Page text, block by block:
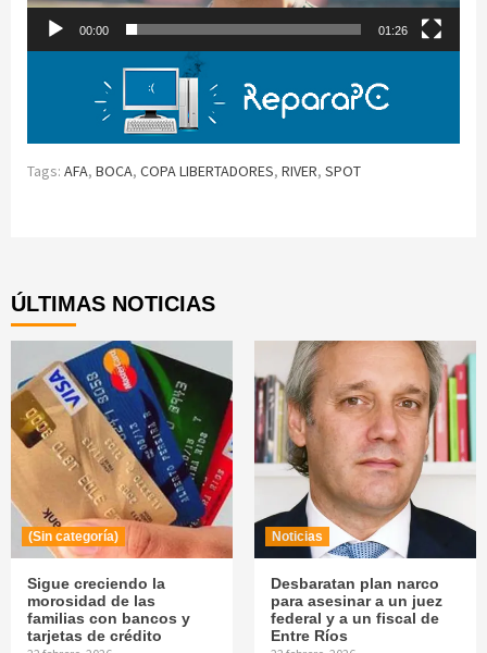
00:00 01:26
Tags: AFA, BOCA, COPA LIBERTADORES, RIVER, SPOT
ÚLTIMAS NOTICIAS
(Sin categoría)
Sigue creciendo la
morosidad de las
familias con bancos y
tarjetas de crédito
Noticias
Desbaratan plan narco
para asesinar a un juez
federal y a un fiscal de
Entre Ríos